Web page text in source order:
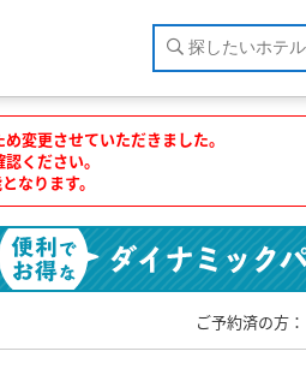
変更させていただきました。
ください。
なります。
ご予約済の方：